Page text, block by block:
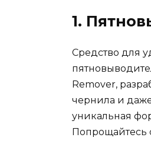
1.
Средство для
Remover,
чернила и
уникальная
Попрощайтесь